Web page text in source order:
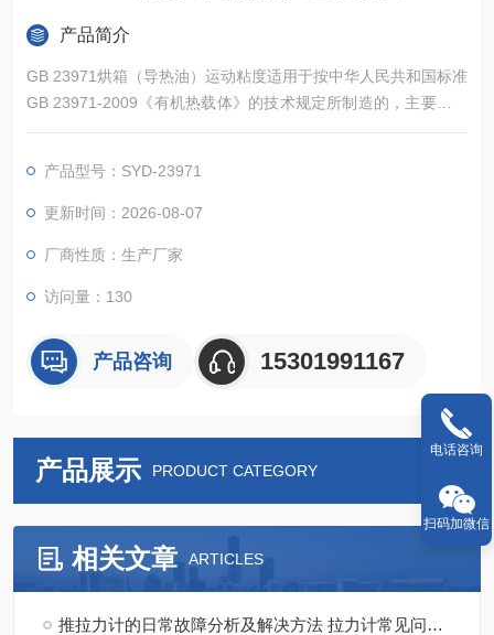
产品简介
GB 23971烘箱（导热油）运动粘度适用于按中华人民共和国标准
GB 23971-2009《有机热载体》的技术规定所制造的，主要适用
于L-QB、L-QC、L-QD 三类矿物油型与合成型有机热载体，用于
度条件下的运动粘度。反应釜（导热油）运动粘度
产品型号：SYD-23971
更新时间：2026-08-07
厂商性质：生产厂家
访问量：130
产品咨询 15301991167
产品展示 PRODUCT CATEGORY
相关文章 ARTICLES
推拉力计的日常故障分析及解决方法 拉力计常见问题解决方法
电话咨询
扫码加微信